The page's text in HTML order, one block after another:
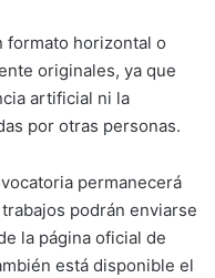
formato horizontal o
originales, ya que
artificial ni la
por otras personas.
permanecerá
podrán enviarse
la página oficial de
está disponible el